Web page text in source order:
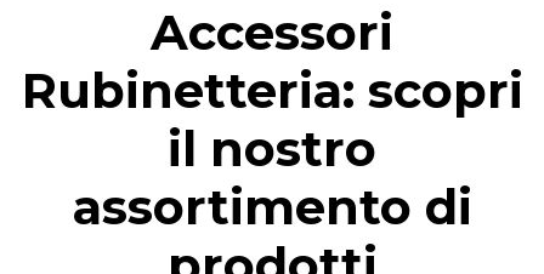
Accessori
Rubinetteria: scopri
il nostro
assortimento di